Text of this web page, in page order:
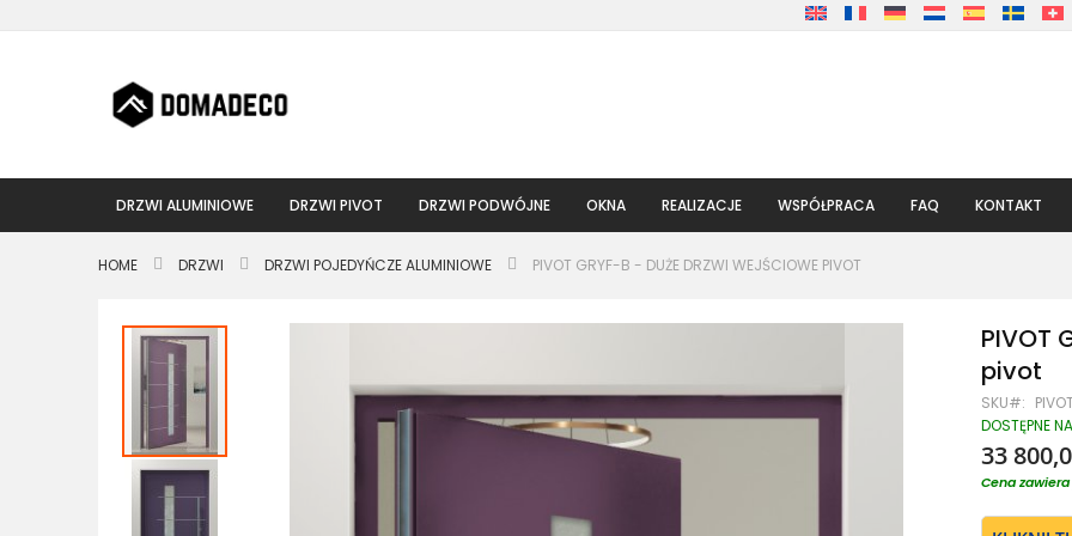
do
DRZWI ALUMINIOWE DRZWI PIVOT DRZWI PODWÓJNE OKNA REALIZACJE WSPÓŁPRACA FAQ KONTAKT
HOME DRZWI DRZWI POJEDYŃCZE ALUMINIOWE PIVOT GRYF-B - DUŻE DRZWI WEJŚCIOWE PIVOT
Przejdź
koniec
galerii
PIVOT
pivot
SKU
DOSTĘPNE
33
Cena